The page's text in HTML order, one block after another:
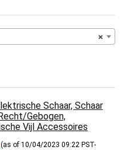
×
Schaar, Schaar
Gebogen,
Vijl Accessoires
(as of 10/04/2023 09:22 PST-